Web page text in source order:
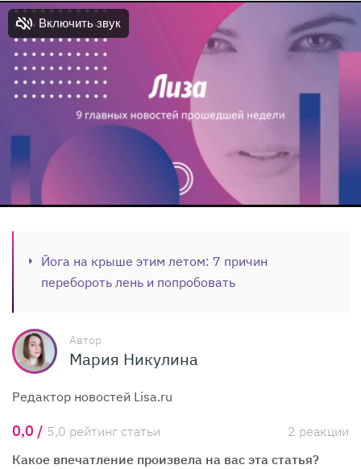
Йога на крыше этим летом: 7 причин
перебороть лень и попробовать
Автор
Мария Никулина
Редактор новостей Lisa.ru
0,0 / 5,0 рейтинг статьи
2 реакции
Какое впечатление произвела на вас эта статья?